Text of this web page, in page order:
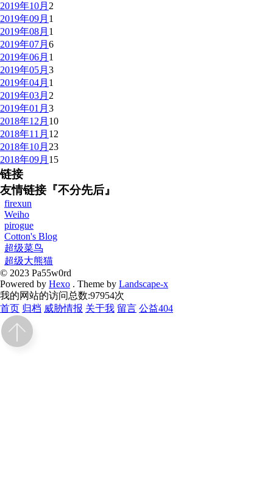
2019年10月 2
2019年09月 1
2019年08月 1
2019年07月 6
2019年06月 1
2019年05月 3
2019年04月 1
2019年03月 2
2019年01月 3
2018年12月 10
2018年11月 12
2018年10月 23
2018年09月 15
链接
友情链接『不分先后』
firexun
Weiho
pirogue
Cotton's Blog
超级菜鸟
超级大熊猫
© 2023 Pa55w0rd
Powered by Hexo . Theme by Landscape-x
我的网站的访问总数:97954次
首页 归档 威胁情报 关于我 留言 公益404